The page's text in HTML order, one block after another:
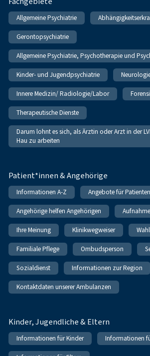
Allgemeine Psychiatrie
Gerontopsychiatrie
Allgemeine Psychiatrie, Psychotherapie und
Kinder- und Jugendpsychiatrie
Innere Medizin/ Radiologie/Labor
Therapeutische Dienste
Darum lohnt es sich, als Ärztin oder Arzt in der
Hau zu arbeiten
Patient*innen & Angehörige
Informationen A-Z Angebote für Patienten
Angehörige helfen Angehörigen Aufnahme
Ihre Meinung Klinikwegweiser
Familiale Pflege Ombudsperson
Sozialdienst Informationen zur Region
Kontaktdaten unserer Ambulanzen
Kinder, Jugendliche & Eltern
Informationen für Kinder Informationen